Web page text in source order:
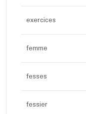
exercices
femme
fesses
fessier